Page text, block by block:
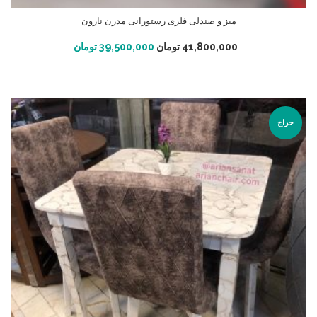
میز و صندلی فلزی رستورانی مدرن نارون
41,800,000تومان 39,500,000تومان افزودن به سبد خرید
حراج